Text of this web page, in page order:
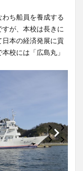
ち船員を養成する
が、本校は長きに
本の経済発展に貢
校には「広島丸」